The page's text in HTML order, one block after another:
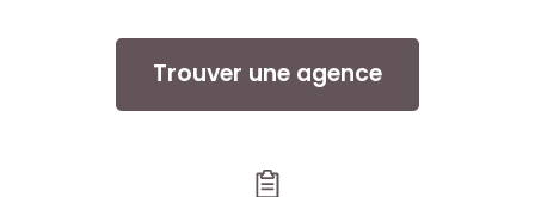
Trouver une agence